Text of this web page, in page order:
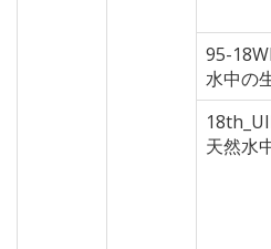
95-
水中の
天然水